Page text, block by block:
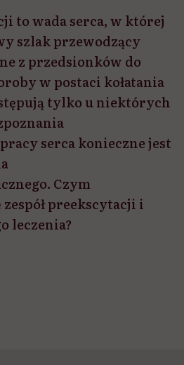
to wada serca, w której
szlak przewodzący
z przedsionków do
w postaci kołatania
tylko u niektórych
serca konieczne jest
Czym
preekscytacji i
leczenia?